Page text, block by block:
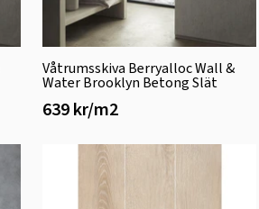
Våtrumsskiva Berryalloc Wall &
Water Brooklyn Betong Slät
639 kr/m2